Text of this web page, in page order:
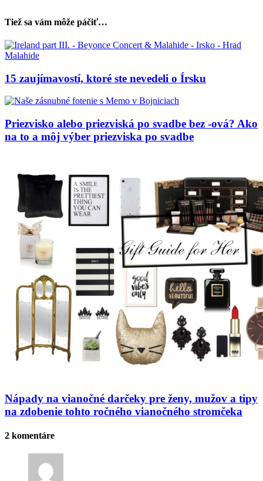
Tiež sa vám môže páčiť…
15 zaujímavostí, ktoré ste nevedeli o Írsku
Priezvisko alebo priezviská po svadbe bez -ová? Ako
na to a môj výber priezviska po svadbe
Nápady na vianočné darčeky pre ženy, mužov a tipy
na zdobenie tohto ročného vianočného stromčeka
2 komentáre